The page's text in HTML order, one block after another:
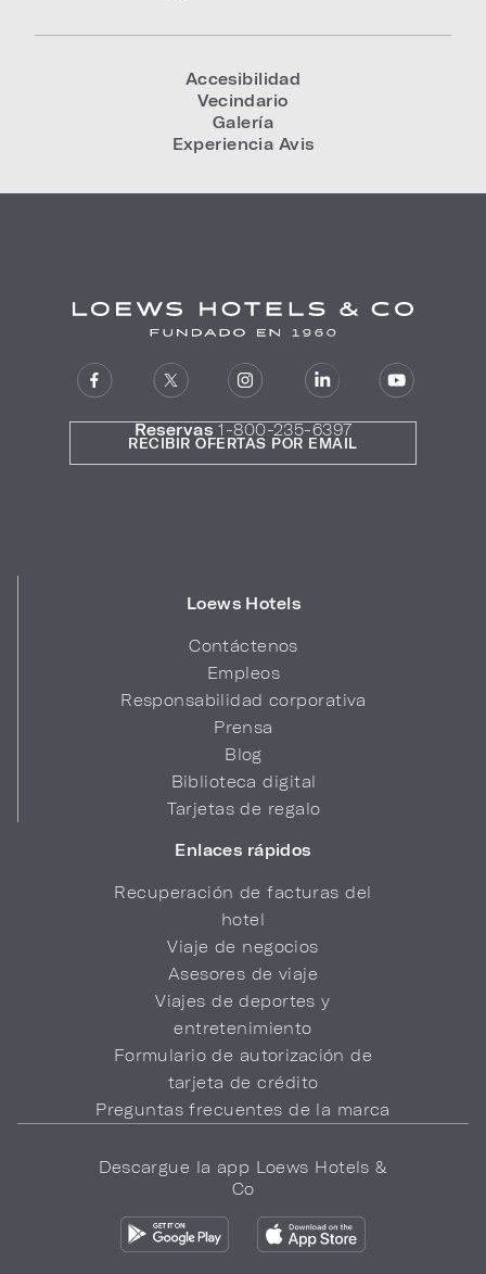
Accesibilidad
Vecindario
Galería
Experiencia Avis
Reservas 1-800-235-6397
Loews Hotels
Contáctenos
Empleos
Responsabilidad corporativa
Prensa
Blog
Biblioteca digital
Tarjetas de regalo
Enlaces rápidos
Recuperación de facturas del
hotel
Viaje de negocios
Asesores de viaje
Viajes de deportes y
entretenimiento
Formulario de autorización de
tarjeta de crédito
Preguntas frecuentes de la marca
RECIBIR OFERTAS POR EMAIL
Descargue la app Loews Hotels &
Co